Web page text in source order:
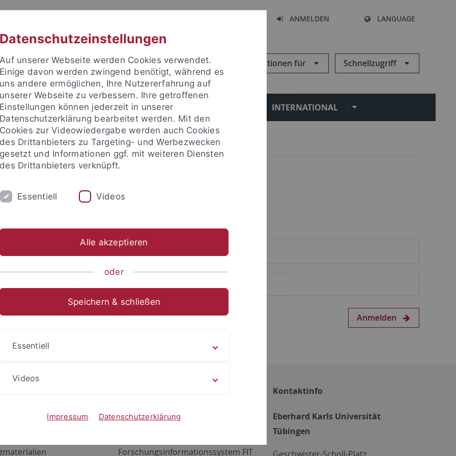
ANMELDEN LANGUAGE
Informationen für Schnellzugriff
FORSCHUNG EINRICHTUNGEN INTERNATIONAL
um sich anzumelden:
Anmelden
Netzwerk
ALMA
Forschungsinformationssystem FIT
Kontaktinfo
Eberhard Karls Universität
Tübingen
Datenschutzeinstellungen
Auf unserer Webseite werden Cookies verwendet.
Einige davon werden zwingend benötigt, während es
uns andere ermöglichen, Ihre Nutzererfahrung auf
unserer Webseite zu verbessern. Ihre getroffenen
Einstellungen können jederzeit in unserer
Datenschutzerklärung bearbeitet werden. Mit den
Cookies zur Videowiedergabe werden auch Cookies
des Drittanbieters zu Targeting- und Werbezwecken
gesetzt und Informationen ggf. mit weiteren Diensten
des Drittanbieters verknüpft.
Essentiell Videos
Alle akzeptieren
oder
Speichern & schließen
Essentiell
Videos
Impressum Datenschutzerklärung